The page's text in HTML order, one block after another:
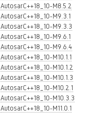
AutosarC++18_10-M8.5.2
AutosarC++18_10-M9.3.1
AutosarC++18_10-M9.3.3
AutosarC++18_10-M9.6.1
AutosarC++18_10-M9.6.4
AutosarC++18_10-M10.1.1
AutosarC++18_10-M10.1.2
AutosarC++18_10-M10.1.3
AutosarC++18_10-M10.2.1
AutosarC++18_10-M10.3.3
AutosarC++18_10-M11.0.1